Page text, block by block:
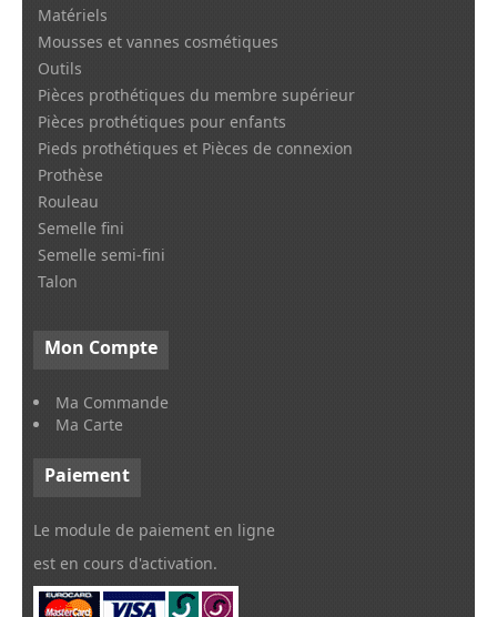
Matériels
Mousses et vannes cosmétiques
Outils
Pièces prothétiques du membre supérieur
Pièces prothétiques pour enfants
Pieds prothétiques et Pièces de connexion
Prothèse
Rouleau
Semelle fini
Semelle semi-fini
Talon
Mon Compte
Ma Commande
Ma Carte
Paiement
Le module de paiement en ligne
est en cours d'activation.